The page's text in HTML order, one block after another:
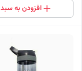
افزودن به سبد